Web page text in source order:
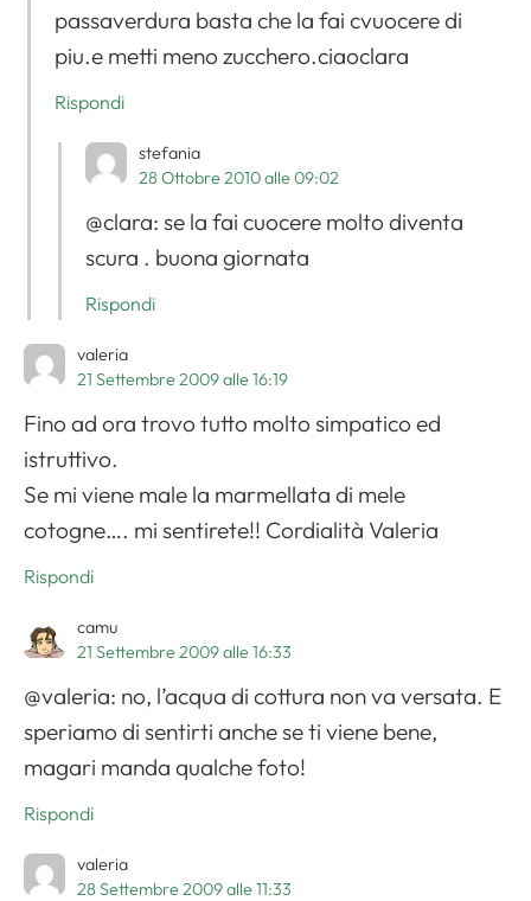
passaverdura basta che la fai cvuocere di
piu.e metti meno zucchero.ciaoclara
Rispondi
stefania
28 Ottobre 2010 alle 09:02
@clara: se la fai cuocere molto diventa
scura . buona giornata
Rispondi
valeria
21 Settembre 2009 alle 16:19
Fino ad ora trovo tutto molto simpatico ed
istruttivo.
Se mi viene male la marmellata di mele
cotogne…. mi sentirete!! Cordialità Valeria
Rispondi
camu
21 Settembre 2009 alle 16:33
@valeria: no, l’acqua di cottura non va versata. E
speriamo di sentirti anche se ti viene bene,
magari manda qualche foto!
Rispondi
valeria
28 Settembre 2009 alle 11:33